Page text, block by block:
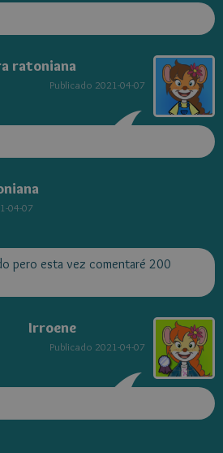
ratoniana
Publicado 2021-04-07
04-07
pero esta vez comentaré 200
Irroene
Publicado 2021-04-07